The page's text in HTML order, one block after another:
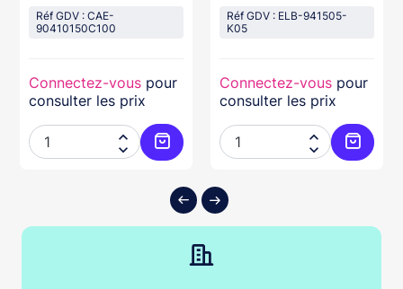
au panier
Réf GDV : CAE-
90410150C100
Connectez-vous pour
consulter les prix


Ajouter au panier
Réf GDV : ELB-941505-
K05
Connectez-vous pour
consulter les prix

